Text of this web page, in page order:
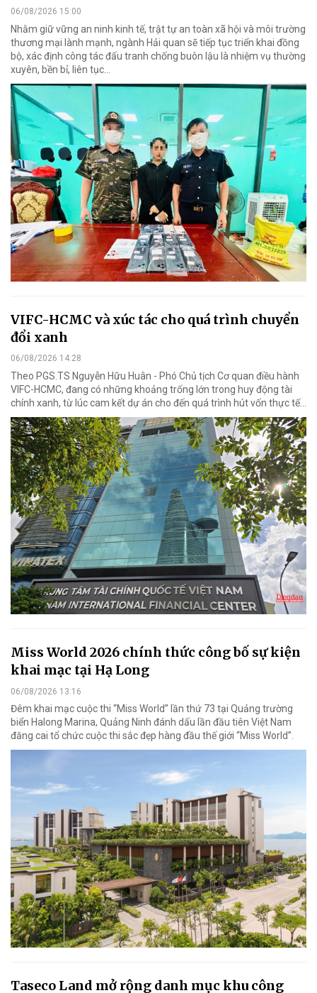
06/08/2026 15:00
Nhằm giữ vững an ninh kinh tế, trật tự an toàn xã hội và môi trường
thương mại lành mạnh, ngành Hải quan sẽ tiếp tục triển khai đồng
bộ, xác định công tác đấu tranh chống buôn lậu là nhiệm vụ thường
xuyên, bền bỉ, liên tục…
VIFC-HCMC và xúc tác cho quá trình chuyển
đổi xanh
06/08/2026 14:28
Theo PGS.TS Nguyễn Hữu Huân - Phó Chủ tịch Cơ quan điều hành
VIFC-HCMC, đang có những khoảng trống lớn trong huy động tài
chính xanh, từ lúc cam kết dự án cho đến quá trình hút vốn thực tế...
Miss World 2026 chính thức công bố sự kiện
khai mạc tại Hạ Long
06/08/2026 13:16
Đêm khai mạc cuộc thi “Miss World” lần thứ 73 tại Quảng trường
biển Halong Marina, Quảng Ninh đánh dấu lần đầu tiên Việt Nam
đăng cai tổ chức cuộc thi sắc đẹp hàng đầu thế giới “Miss World”.
Taseco Land mở rộng danh mục khu công